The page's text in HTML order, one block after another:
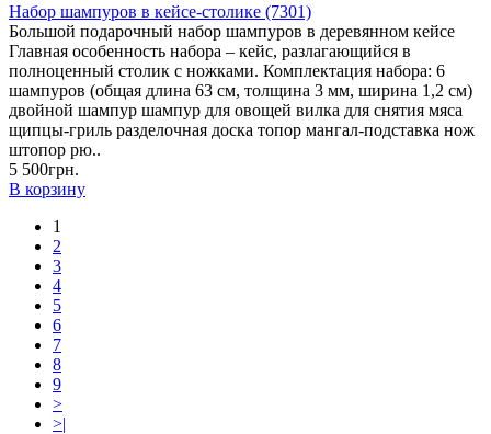
Набор шампуров в кейсе-столике (7301)
Большой подарочный набор шампуров в деревянном кейсе
Главная особенность набора – кейс, разлагающийся в
полноценный столик с ножками. Комплектация набора: 6
шампуров (общая длина 63 см, толщина 3 мм, ширина 1,2 см)
двойной шампур шампур для овощей вилка для снятия мяса
щипцы-гриль разделочная доска топор мангал-подставка нож
штопор рю..
5 500грн.
В корзину
1
2
3
4
5
6
7
8
9
>
>|